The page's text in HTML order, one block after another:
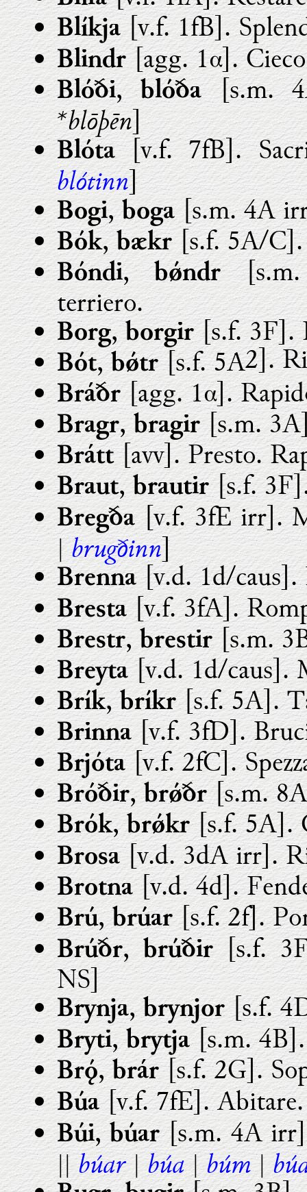
Blíkja[v.f. 1fB].
Blindr[agg. 1α].
Blóði,blóða[s.m.
*blōþēn]
Blóta[v.f. 7fB].
blótinn]
Bogi,boga[s.m. 4A
Bók,bækr[s.f. 5A/
Bóndi,bǿndr[s.m.
terriero.
Borg,borgir[s.f. 3F].
Bót,bǿtr[s.f. 5A2].
Bráðr[agg. 1α].
Bragr,bragir[s.m.
Brátt[avv]. Presto.
Braut,brautir[s.f.
Bregða[v.f. 3fE irr].
|brugðinn]
Brenna[v.d. 1d/caus].
Bresta[v.f. 3fA].
Brestr,brestir[s.m.
Breyta[v.d. 1d/caus].
Brík,bríkr[s.f. 5A].
Brinna[v.f. 3fD].
Brjóta[v.f. 2fC].
Bróðir,brǿðr[s.m.
Brók,brǿkr[s.f. 5A].
Brosa[v.d. 3dA irr].
Brotna[v.d. 4d].
Brú,brúar[s.f. 2f].
Brúðr,brúðir[s.f.
NS]
Brynja,brynjor[s.f.
Bryti,brytja[s.m.
Br,brár[s.f. 2G].
Búa[v.f. 7fE].
Búi,búar[s.m. 4A
||búar|búa|búm|